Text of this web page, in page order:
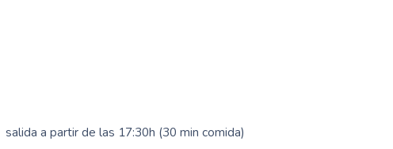
a partir de las 17:30h (30 min comida)